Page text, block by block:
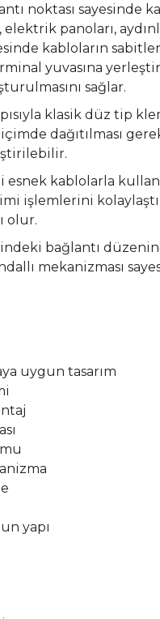
noktası sayesinde
elektrik panoları,
kabloların
yuvasına
sağlar.
klasik düz tip
dağıtılması
kablolarla
işlemlerini
olur.
bağlantı
mekanizması
uygun tasarım
yapı